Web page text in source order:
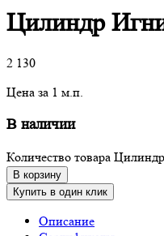
Цилиндр
2 130
Цена за 1 м.п.
В наличии
Количество товара
В корзину
Купить в один клик
Описание